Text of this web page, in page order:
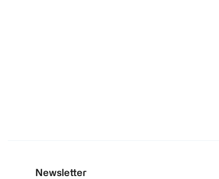
Newsletter